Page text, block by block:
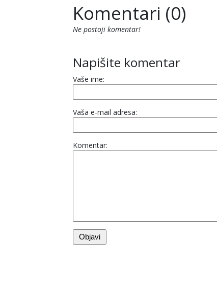
Komentari (0)
Ne postoji komentar!
Napišite komentar
Vaše ime:
Vaša e-mail adresa:
Komentar: